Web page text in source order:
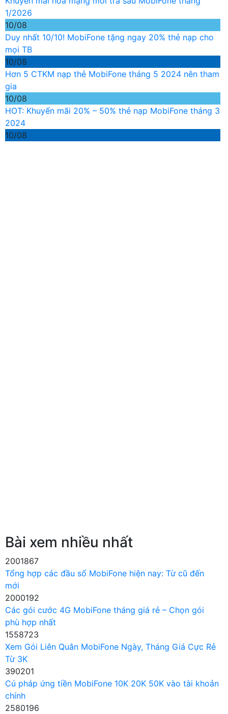
1/2026
10/08
Duy nhất 10/10! MobiFone tặng ngay 20% thẻ nạp cho
mọi TB
10/08
Hơn 5 CTKM nạp thẻ MobiFone tháng 5 2024 nên tham
gia
10/08
HOT: Khuyến mãi 20% – 50% thẻ nạp MobiFone tháng 3
2024
10/08
Bài xem nhiều nhất
2001867
Tổng hợp các đầu số MobiFone hiện nay: Từ cũ đến
mới
2000192
Các gói cước 4G MobiFone tháng giá rẻ – Chọn gói
phù hợp nhất
1558723
Xem Gói Liên Quân MobiFone Ngày, Tháng Giá Cực Rẻ
Từ 3K
390201
Cú pháp ứng tiền MobiFone 10K 20K 50K vào tài khoản
chính
2580196